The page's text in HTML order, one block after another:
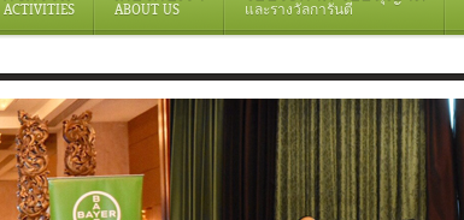
ACTIVITIES ABOUT US และรางวัลการันตี